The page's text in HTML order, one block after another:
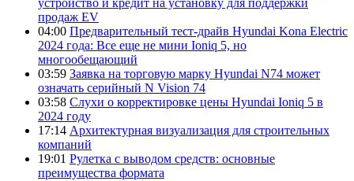
устройство и кредит на установку для поддержки
продаж EV
04:00 Предварительный тест-драйв Hyundai Kona Electric
2024 года: Все еще не мини Ioniq 5, но
многообещающий
03:59 Заявка на торговую марку Hyundai N74 может
означать серийный N Vision 74
03:58 Слухи о корректировке цены Hyundai Ioniq 5 в
2024 году
17:14 Архитектурная визуализация для строительных
компаний
19:01 Рулетка с выводом средств: основные
преимущества формата